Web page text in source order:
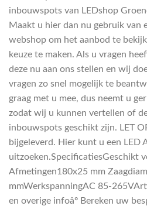
inbouwspots van LEDshop
Maakt u hier dan nu gebruik van
webshop om het aanbod te
keuze te maken. Als u vragen
deze nu aan ons stellen en wij
vragen zo snel mogelijk te
graag met u mee, dus neemt u
zodat wij u kunnen vertellen of
inbouwspots geschikt zijn. LET
bijgeleverd. Hier kunt u een LED
uitzoeken.SpecificatiesGeschikt
Afmetingen180x25 mm
mmWerkspanningAC 85-
en overige infoâº Bereken uw